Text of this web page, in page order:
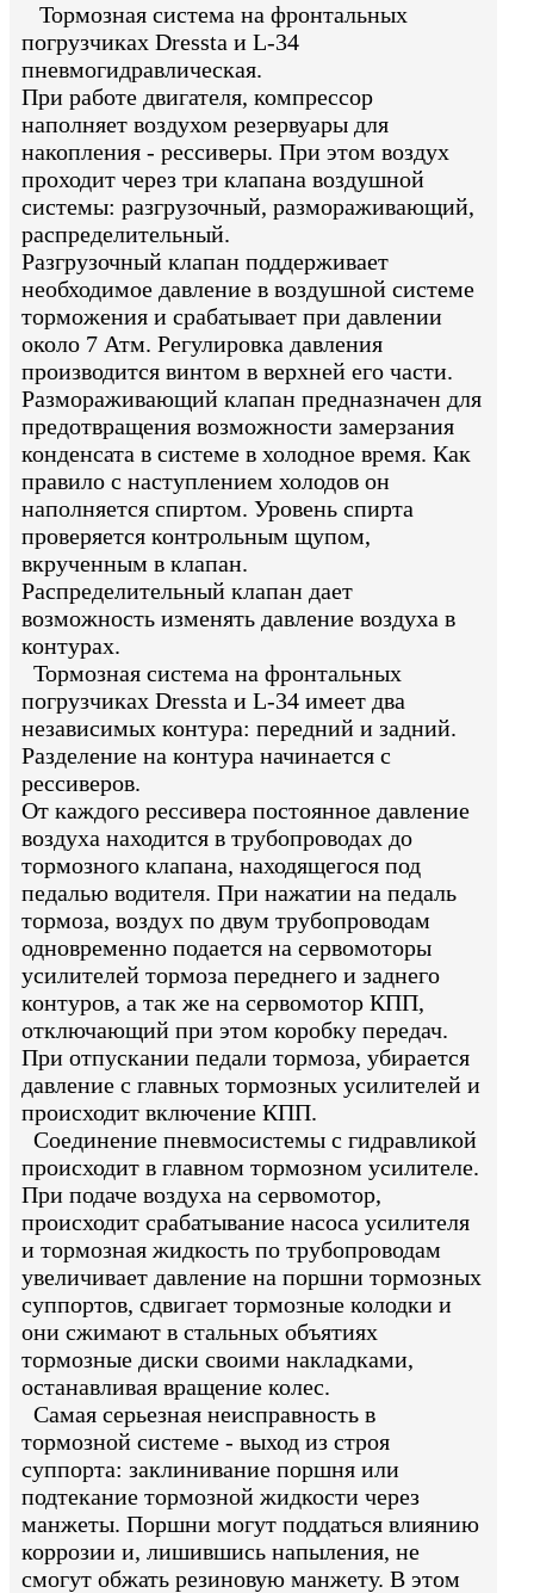
Тормозная система на фронтальных
погрузчиках Dressta и L-34
пневмогидравлическая.
При работе двигателя, компрессор
наполняет воздухом резервуары для
накопления - рессиверы. При этом воздух
проходит через три клапана воздушной
системы: разгрузочный, размораживающий,
распределительный.
Разгрузочный клапан поддерживает
необходимое давление в воздушной системе
торможения и срабатывает при давлении
около 7 Атм. Регулировка давления
производится винтом в верхней его части.
Размораживающий клапан предназначен для
предотвращения возможности замерзания
конденсата в системе в холодное время. Как
правило с наступлением холодов он
наполняется спиртом. Уровень спирта
проверяется контрольным щупом,
вкрученным в клапан.
Распределительный клапан дает
возможность изменять давление воздуха в
контурах.
Тормозная система на фронтальных
погрузчиках Dressta и L-34 имеет два
независимых контура: передний и задний.
Разделение на контура начинается с
рессиверов.
От каждого рессивера постоянное давление
воздуха находится в трубопроводах до
тормозного клапана, находящегося под
педалью водителя. При нажатии на педаль
тормоза, воздух по двум трубопроводам
одновременно подается на сервомоторы
усилителей тормоза переднего и заднего
контуров, а так же на сервомотор КПП,
отключающий при этом коробку передач.
При отпускании педали тормоза, убирается
давление с главных тормозных усилителей и
происходит включение КПП.
Соединение пневмосистемы с гидравликой
происходит в главном тормозном усилителе.
При подаче воздуха на сервомотор,
происходит срабатывание насоса усилителя
и тормозная жидкость по трубопроводам
увеличивает давление на поршни тормозных
суппортов, сдвигает тормозные колодки и
они сжимают в стальных объятиях
тормозные диски своими накладками,
останавливая вращение колес.
Самая серьезная неисправность в
тормозной системе - выход из строя
суппорта: заклинивание поршня или
подтекание тормозной жидкости через
манжеты. Поршни могут поддаться влиянию
коррозии и, лишившись напыления, не
смогут обжать резиновую манжету. В этом